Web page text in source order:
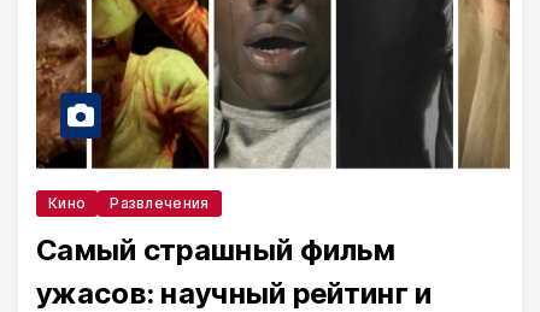
Кино Развлечения
Самый страшный фильм
ужасов: научный рейтинг и